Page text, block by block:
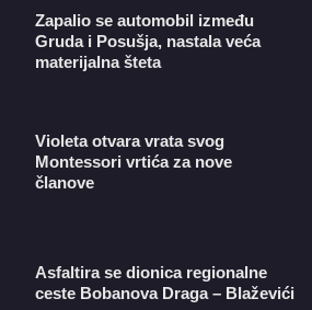
Zapalio se automobil između
Gruda i Posušja, nastala veća
materijalna šteta
Violeta otvara vrata svog
Montessori vrtića za nove
članove
Asfaltira se dionica regionalne
ceste Bobanova Draga – Blaževići